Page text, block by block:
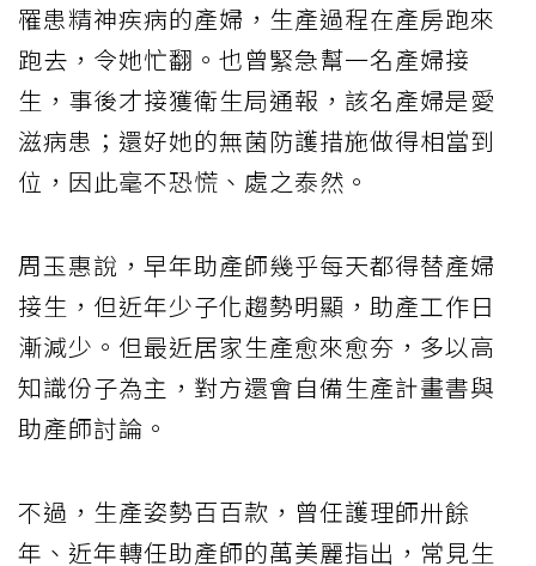
罹患精神疾病的產婦，生產過程在產房跑來
跑去，令她忙翻。也曾緊急幫一名產婦接
生，事後才接獲衛生局通報，該名產婦是愛
滋病患；還好她的無菌防護措施做得相當到
位，因此毫不恐慌、處之泰然。
周玉惠說，早年助產師幾乎每天都得替產婦
接生，但近年少子化趨勢明顯，助產工作日
漸減少。但最近居家生產愈來愈夯，多以高
知識份子為主，對方還會自備生產計畫書與
助產師討論。
不過，生產姿勢百百款，曾任護理師卅餘
年、近年轉任助產師的萬美麗指出，常見生